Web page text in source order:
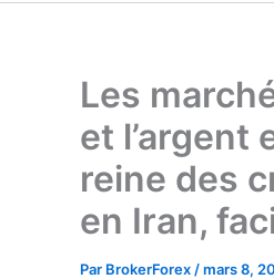
Les
et l’argent
reine des
en Iran,
Par BrokerForex /mars 8,